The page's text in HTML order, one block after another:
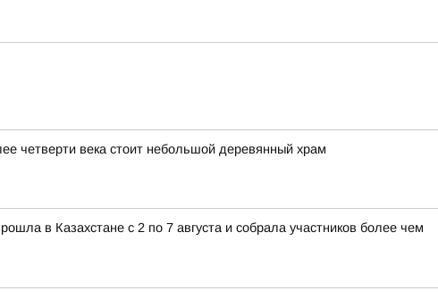
четверти века стоит небольшой деревянный храм
в Казахстане с 2 по 7 августа и собрала участников более чем